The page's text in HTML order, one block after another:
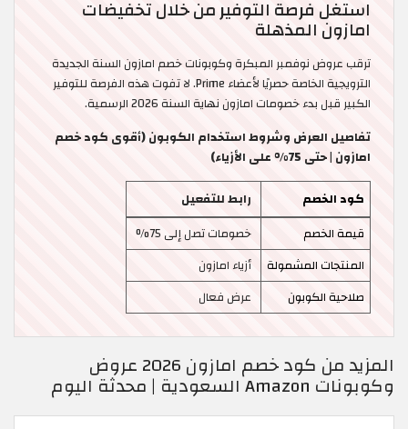
استغل فرصة التوفير من خلال تخفيضات
امازون المذهلة
ترقب عروض نوفمبر المبكرة وكوبونات خصم امازون السنة الجديدة
الترويجية الخاصة حصريًا لأعضاء Prime. لا تفوت هذه الفرصة للتوفير
الكبير قبل بدء خصومات امازون نهاية السنة 2026 الرسمية.
تفاصيل العرض وشروط استخدام الكوبون (أقوى كود خصم
امازون | حتى 75% على الأزياء)
كود الخصم
رابط للتفعيل
قيمة الخصم
خصومات تصل إلى 75%
المنتجات المشمولة
أزياء امازون
صلاحية الكوبون
عرض فعال
المزيد من كود خصم امازون 2026 عروض
وكوبونات Amazon السعودية | محدثة اليوم